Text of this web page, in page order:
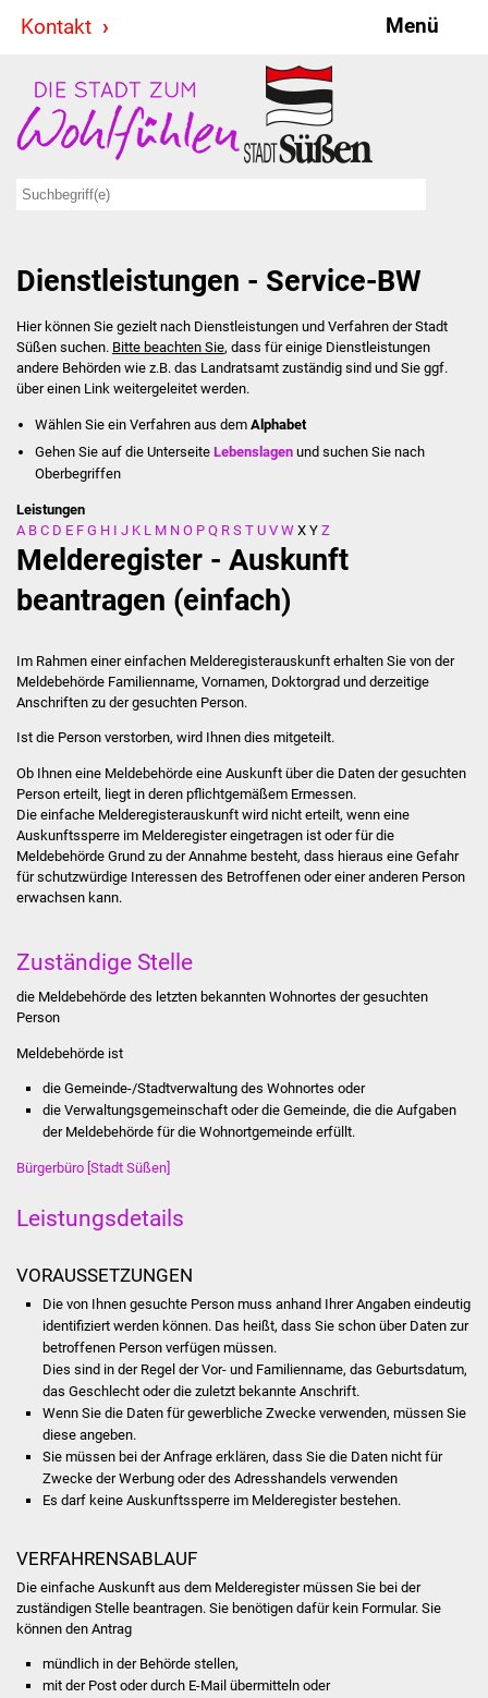
Kontakt Menü
Stadt & Politik
Bürgermeister
Ausschüsse
Ratsinformationssystem
Jugendbeirat
Summerrockfestival
Stadtverwaltung
Ansprechpartner
Stellenangebote
Kontakt
Veröffentlichungen
Ortsrecht
Stadtinfo
Partnerstädte
Sanierung Bizethalle
Ortsentwicklung
Presse
Bürger & Service
Was erledige ich wo
Lebenslagen
Dienstleistungen - Service-BW
Hier können Sie gezielt nach Dienstleistungen und Verfahren der Stadt
Süßen suchen. Bitte beachten Sie, dass für einige Dienstleistungen
andere Behörden wie z.B. das Landratsamt zuständig sind und Sie ggf.
über einen Link weitergeleitet werden.
Wählen Sie ein Verfahren aus dem Alphabet
Gehen Sie auf die UnterseiteLebenslagen und suchen Sie nach
Oberbegriffen
Leistungen
A B C D E F G H I J K L M N O P Q R S T U V W X Y Z
Melderegister - Auskunft
beantragen (einfach)
Im Rahmen einer einfachen Melderegisterauskunft erhalten Sie von der
Meldebehörde Familienname, Vornamen, Doktorgrad und derzeitige
Anschriften zu der gesuchten Person.
Ist die Person verstorben, wird Ihnen dies mitgeteilt.
Ob Ihnen eine Meldebehörde eine Auskunft über die Daten der gesuchten
Person erteilt, liegt in deren pflichtgemäßem Ermessen.
Die einfache Melderegisterauskunft wird nicht erteilt, wenn eine
Auskunftssperre im Melderegister eingetragen ist oder für die
Meldebehörde Grund zu der Annahme besteht, dass hieraus eine Gefahr
für schutzwürdige Interessen des Betroffenen oder einer anderen Person
erwachsen kann.
Zuständige Stelle
die Meldebehörde des letzten bekannten Wohnortes der gesuchten
Person
Meldebehörde ist
die Gemeinde-/Stadtverwaltung des Wohnortes oder
die Verwaltungsgemeinschaft oder die Gemeinde, die die Aufgaben
der Meldebehörde für die Wohnortgemeinde erfüllt.
Bürgerbüro [Stadt Süßen]
Leistungsdetails
VORAUSSETZUNGEN
Die von Ihnen gesuchte Person muss anhand Ihrer Angaben eindeutig
identifiziert werden können. Das heißt, dass Sie schon über Daten zur
betroffenen Person verfügen müssen.
Dies sind in der Regel der Vor- und Familienname, das Geburtsdatum,
das Geschlecht oder die zuletzt bekannte Anschrift.
Wenn Sie die Daten für gewerbliche Zwecke verwenden, müssen Sie
diese angeben.
Sie müssen bei der Anfrage erklären, dass Sie die Daten nicht für
Zwecke der Werbung oder des Adresshandels verwenden
Es darf keine Auskunftssperre im Melderegister bestehen.
VERFAHRENSABLAUF
Die einfache Auskunft aus dem Melderegister müssen Sie bei der
zuständigen Stelle beantragen. Sie benötigen dafür kein Formular. Sie
können den Antrag
mündlich in der Behörde stellen,
mit der Post oder durch E-Mail übermitteln oder